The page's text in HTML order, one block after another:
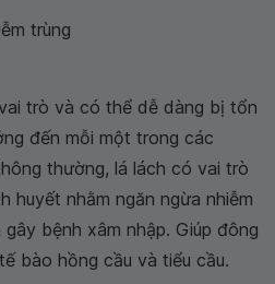
trùng
trò và có thể dễ dàng bị tổn
đến mỗi một trong các
thường, lá lách có vai trò
huyết nhằm ngăn ngừa nhiễm
bệnh xâm nhập. Giúp đông
bào hồng cầu và tiểu cầu.